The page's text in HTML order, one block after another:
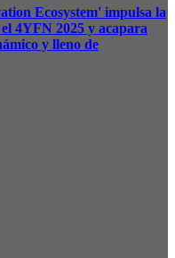
Ecosystem' impulsa la
4YFN 2025 y acapara
y lleno de